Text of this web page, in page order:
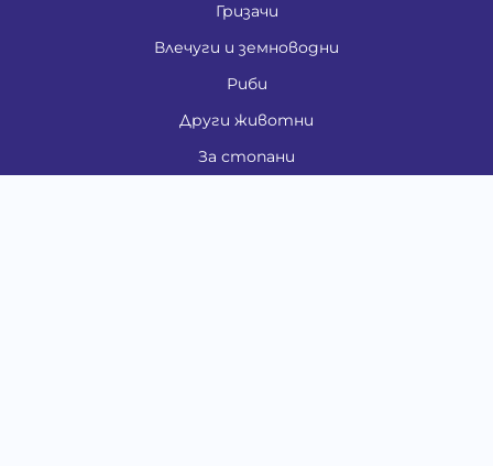
Гризачи
Влечуги и земноводни
Риби
Други животни
За стопани